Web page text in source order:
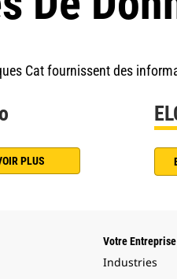
Cat fournissent des
PLUS
Votre Entreprise
Industries